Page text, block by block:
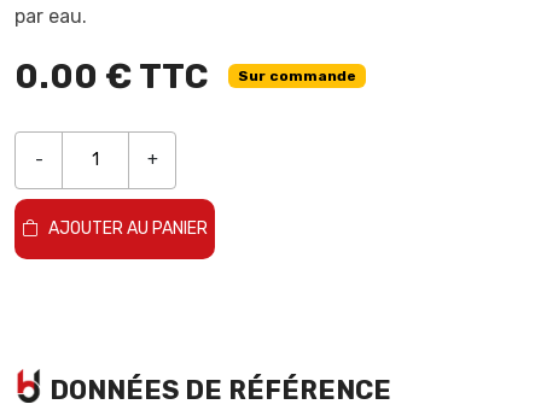
par eau.
0.00 € TTC Sur commande
- +
AJOUTER AU PANIER
DONNÉES DE RÉFÉRENCE